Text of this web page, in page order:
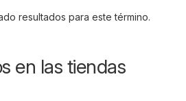
resultados para este término.
en las tiendas